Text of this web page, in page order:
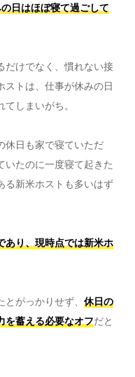
日はほぼ寝て過ごして
だけでなく、慣れない接
ストは、仕事が休みの日
しまいがち。
休日も家で寝ていただ
いたのに一度寝て起きた
る新米ホストも多いはず
あり、現時点では新米ホ
がっかりせず、 休日の
を蓄える必要なオフだと